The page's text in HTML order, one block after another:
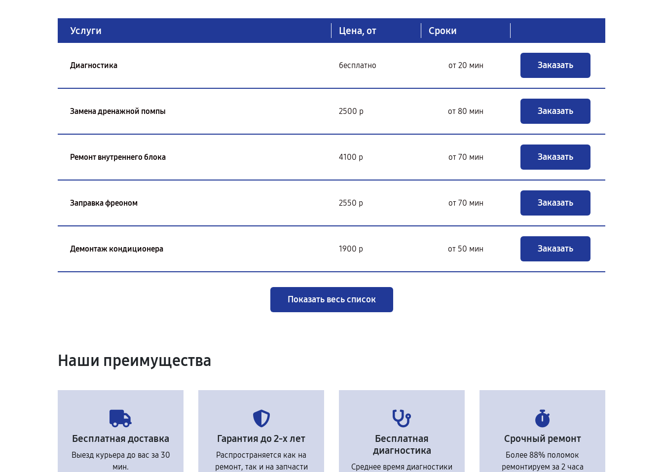
Услуги Цена, от Сроки
Диагностика бесплатно от 20 мин Заказать
Замена дренажной помпы 2500 р от 80 мин Заказать
Ремонт внутреннего блока 4100 р от 70 мин Заказать
Заправка фреоном 2550 р от 70 мин Заказать
Демонтаж кондиционера 1900 р от 50 мин Заказать
Показать весь список
Наши преимущества
Бесплатная доставка
Выезд курьера до вас за 30
мин.
Гарантия до 2-х лет
Распространяется как на
ремонт, так и на запчасти
Бесплатная
диагностика
Среднее время диагностики
Срочный ремонт
Более 88% поломок
ремонтируем за 2 часа